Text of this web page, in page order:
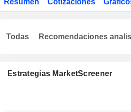
Resumen Cotizaciones
Estrategias MarketScreener
Todas Recomendaciones